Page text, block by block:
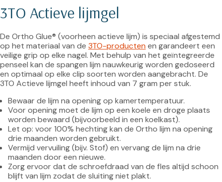
3TO Actieve lijmgel
De Ortho Glue® (voorheen actieve lijm) is speciaal afgestemd
op het materiaal van de 3TO-producten en garandeert een
veilige grip op elke nagel. Met behulp van het geïntegreerde
penseel kan de spangen lijm nauwkeurig worden gedoseerd
en optimaal op elke clip soorten worden aangebracht. De
Bewaar de lijm na opening op kamertemperatuur.
Voor opening moet de lijm op een koele en droge plaats
worden bewaard (bijvoorbeeld in een koelkast).
Let op: voor 100% hechting kan de Ortho lijm na opening
drie maanden worden gebruikt.
Vermijd vervuiling (bijv. Stof) en vervang de lijm na drie
maanden door een nieuwe.
Zorg ervoor dat de schroefdraad van de fles altijd schoon
blijft van lijm zodat de sluiting niet plakt.